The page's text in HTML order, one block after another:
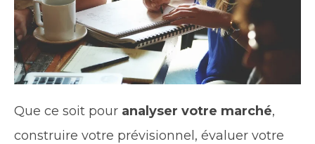
Que ce soit pour analyser votre marché,
construire votre prévisionnel, évaluer votre